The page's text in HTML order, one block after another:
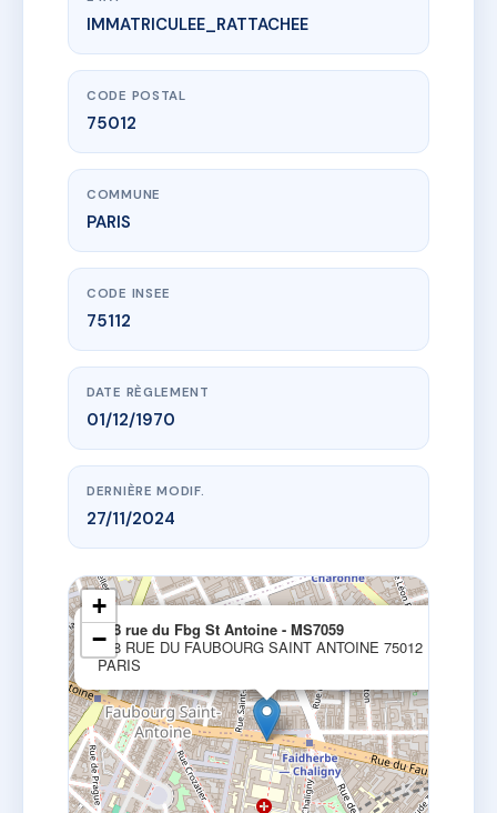
www.vme.plus/AC6761712
178 rue du Fbg St Antoine - MS7059
178 Rue du Faubourg Saint-Antoine
IMMATRICULEE_RATTACHEE
CODE POSTAL
75012
COMMUNE
PARIS
CODE INSEE
75112
DATE RÈGLEMENT
01/12/1970
DERNIÈRE MODIF.
27/11/2024
178 rue du Fbg St Antoine - MS7059
178 RUE DU FAUBOURG SAINT ANTOINE 75012
PARIS
+
−